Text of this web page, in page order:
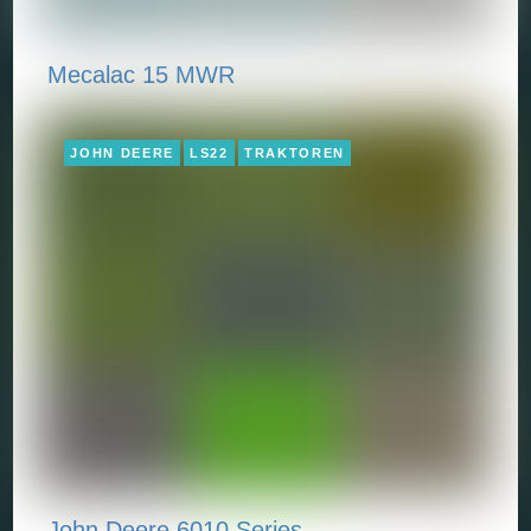
Mecalac 15 MWR
JOHN DEERE LS22 TRAKTOREN